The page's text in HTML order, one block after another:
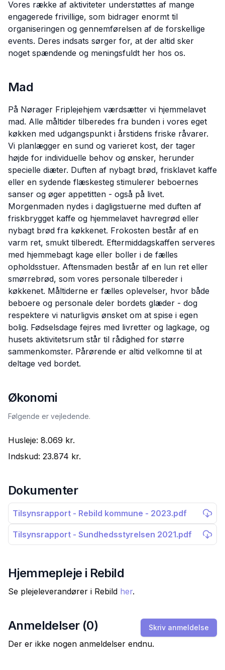
Vores række af aktiviteter understøttes af mange
engagerede frivillige, som bidrager enormt til
organiseringen og gennemførelsen af de forskellige
events. Deres indsats sørger for, at der altid sker
noget spændende og meningsfuldt her hos os.
Mad
På Nørager Friplejehjem værdsætter vi hjemmelavet
mad. Alle måltider tilberedes fra bunden i vores eget
køkken med udgangspunkt i årstidens friske råvarer.
Vi planlægger en sund og varieret kost, der tager
højde for individuelle behov og ønsker, herunder
specielle diæter. Duften af nybagt brød, frisklavet kaffe
eller en sydende flæskesteg stimulerer beboernes
sanser og øger appetitten - også på livet.
Morgenmaden nydes i dagligstuerne med duften af
friskbrygget kaffe og hjemmelavet havregrød eller
nybagt brød fra køkkenet. Frokosten består af en
varm ret, smukt tilberedt. Eftermiddagskaffen serveres
med hjemmebagt kage eller boller i de fælles
opholdsstuer. Aftensmaden består af en lun ret eller
smørrebrød, som vores personale tilbereder i
køkkenet. Måltiderne er fælles oplevelser, hvor både
beboere og personale deler bordets glæder - dog
respektere vi naturligvis ønsket om at spise i egen
bolig. Fødselsdage fejres med livretter og lagkage, og
husets aktivitetsrum står til rådighed for større
sammenkomster. Pårørende er altid velkomne til at
deltage ved bordet.
Økonomi
Følgende er vejledende.
Husleje: 8.069 kr.
Indskud: 23.874 kr.
Dokumenter
Tilsynsrapport - Rebild kommune - 2023.pdf
Tilsynsrapport - Sundhedsstyrelsen 2021.pdf
Hjemmepleje i Rebild
Se plejeleverandører i Rebild her.
Anmeldelser (0) Skriv anmeldelse
Der er ikke nogen anmeldelser endnu.